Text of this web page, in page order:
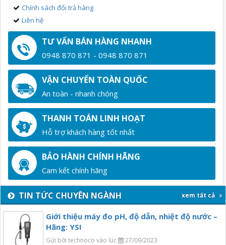
Chính sách đổi trả hàng
Liên hệ
TƯ VẤN BÁN HÀNG NHANH
0948 870 871 - 0948 870 871
VẬN CHUYỂN TOÀN QUỐC
An toàn - nhanh chóng
THANH TOÁN LINH HOẠT
Hỗ trợ khách hàng tốt nhất
BẢO HÀNH CHÍNH HÃNG
Cam kết chính hãng
TIN TỨC CHUYÊN NGÀNH xem tất cả
Giới thiệu máy đo pH, độ dẫn, nhiệt độ nước –
Hãng: YSI
Gửi bởi technoco vào lúc 27/09/2023